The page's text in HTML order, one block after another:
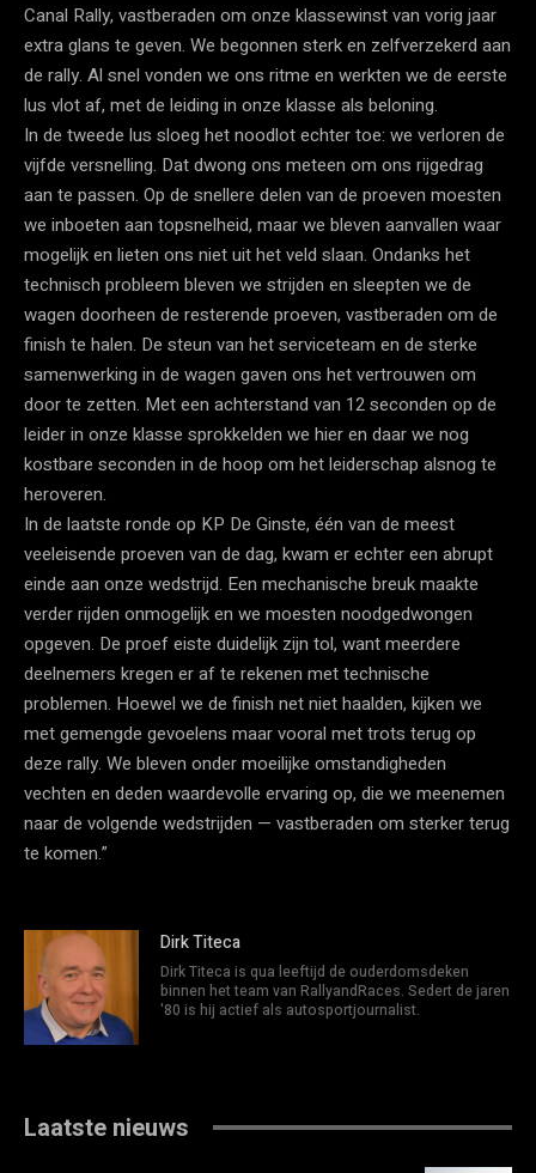
Canal Rally, vastberaden om onze klassewinst van vorig jaar
extra glans te geven. We begonnen sterk en zelfverzekerd aan
de rally. Al snel vonden we ons ritme en werkten we de eerste
lus vlot af, met de leiding in onze klasse als beloning.
In de tweede lus sloeg het noodlot echter toe: we verloren de
vijfde versnelling. Dat dwong ons meteen om ons rijgedrag
aan te passen. Op de snellere delen van de proeven moesten
we inboeten aan topsnelheid, maar we bleven aanvallen waar
mogelijk en lieten ons niet uit het veld slaan. Ondanks het
technisch probleem bleven we strijden en sleepten we de
wagen doorheen de resterende proeven, vastberaden om de
finish te halen. De steun van het serviceteam en de sterke
samenwerking in de wagen gaven ons het vertrouwen om
door te zetten. Met een achterstand van 12 seconden op de
leider in onze klasse sprokkelden we hier en daar we nog
kostbare seconden in de hoop om het leiderschap alsnog te
heroveren.
In de laatste ronde op KP De Ginste, één van de meest
veeleisende proeven van de dag, kwam er echter een abrupt
einde aan onze wedstrijd. Een mechanische breuk maakte
verder rijden onmogelijk en we moesten noodgedwongen
opgeven. De proef eiste duidelijk zijn tol, want meerdere
deelnemers kregen er af te rekenen met technische
problemen. Hoewel we de finish net niet haalden, kijken we
met gemengde gevoelens maar vooral met trots terug op
deze rally. We bleven onder moeilijke omstandigheden
vechten en deden waardevolle ervaring op, die we meenemen
naar de volgende wedstrijden — vastberaden om sterker terug
te komen.”
Dirk Titeca
Dirk Titeca is qua leeftijd de ouderdomsdeken
binnen het team van RallyandRaces. Sedert de jaren
'80 is hij actief als autosportjournalist.
Laatste nieuws